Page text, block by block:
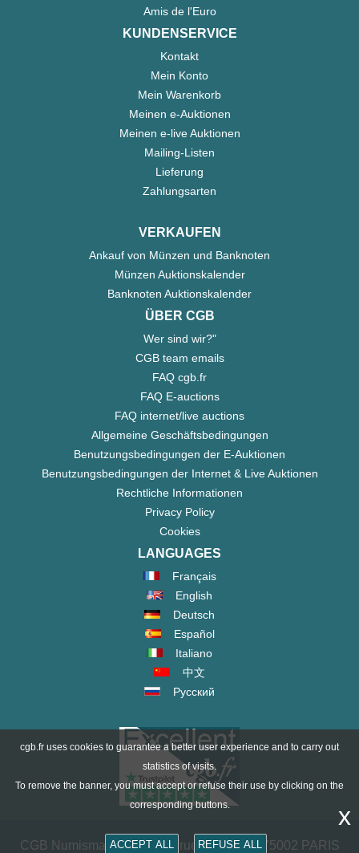
Amis de l'Euro
KUNDENSERVICE
Kontakt
Mein Konto
Mein Warenkorb
Meinen e-Auktionen
Meinen e-live Auktionen
Mailing-Listen
Lieferung
Zahlungsarten
VERKAUFEN
Ankauf von Münzen und Banknoten
Münzen Auktionskalender
Banknoten Auktionskalender
ÜBER CGB
Wer sind wir?"
CGB team emails
FAQ cgb.fr
FAQ E-auctions
FAQ internet/live auctions
Allgemeine Geschäftsbedingungen
Benutzungsbedingungen der E-Auktionen
Benutzungsbedingungen der Internet & Live Auktionen
Rechtliche Informationen
Privacy Policy
Cookies
LANGUAGES
Français
English
Deutsch
Español
Italiano
中文
Русский
CGB Numismatik Paris - 36 rue Vivienne - 75002 PARIS
cgb.fr uses cookies to guarantee a better user experience and to carry out
statistics of visits.
To remove the banner, you must accept or refuse their use by clicking on the
corresponding buttons.
ACCEPT ALL REFUSE ALL
x